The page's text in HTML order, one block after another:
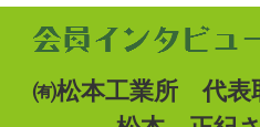
㈲松本工業所 代表